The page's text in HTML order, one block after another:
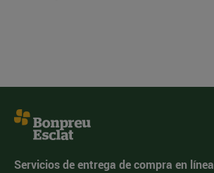
Servicios de entrega de compra en línea